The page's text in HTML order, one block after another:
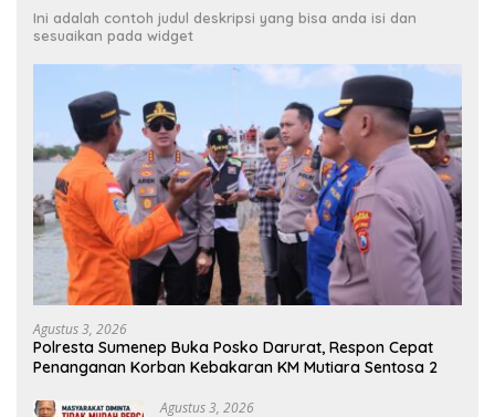
Ini adalah contoh judul deskripsi yang bisa anda isi dan
sesuaikan pada widget
Agustus 3, 2026
Polresta Sumenep Buka Posko Darurat, Respon Cepat
Penanganan Korban Kebakaran KM Mutiara Sentosa 2
Agustus 3, 2026